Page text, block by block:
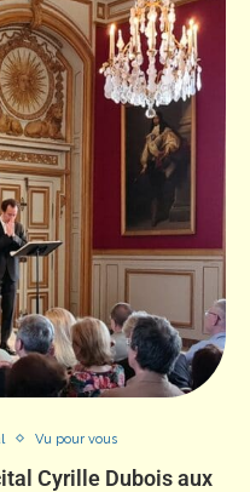
Vu pour vous
Cyrille Dubois aux